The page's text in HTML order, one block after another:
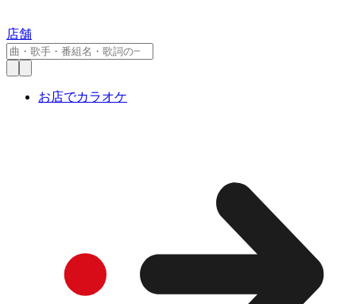
店舗
お店でカラオケ